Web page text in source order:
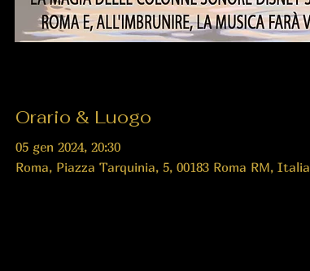
Orario & Luogo
05 gen 2024, 20:30
Roma, Piazza Tarquinia, 5, 00183 Roma RM, Italia